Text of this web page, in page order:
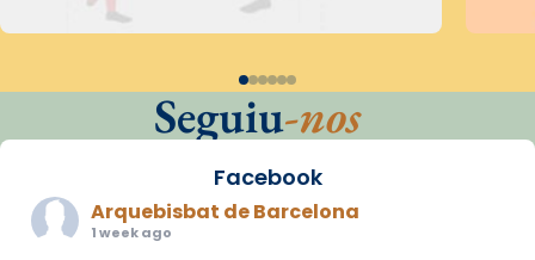
Seguiu-nos
Facebook
Arquebisbat de Barcelona
1 week ago